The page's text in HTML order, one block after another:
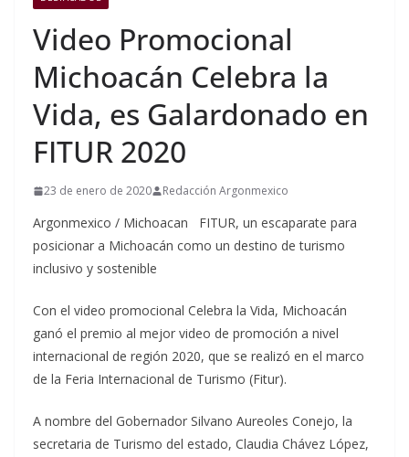
Video Promocional
Michoacán Celebra la
Vida, es Galardonado en
FITUR 2020
23 de enero de 2020 Redacción Argonmexico
Argonmexico / Michoacan FITUR, un escaparate para
posicionar a Michoacán como un destino de turismo
inclusivo y sostenible
Con el video promocional Celebra la Vida, Michoacán
ganó el premio al mejor video de promoción a nivel
internacional de región 2020, que se realizó en el marco
de la Feria Internacional de Turismo (Fitur).
A nombre del Gobernador Silvano Aureoles Conejo, la
secretaria de Turismo del estado, Claudia Chávez López,